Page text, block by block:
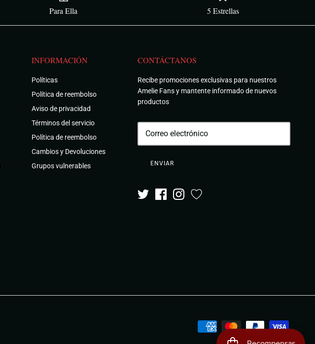
Para Ella 5 Estrellas
INFORMACIÓN
Políticas
Política de reembolso
Aviso de privacidad
Términos del servicio
Política de reembolso
Cambios y Devoluciones
Grupos vulnerables
CONTÁCTANOS
Recibe promociones exclusivas para nuestros
Amelie Fans y mantente informado de nuevos
productos
ENVIAR